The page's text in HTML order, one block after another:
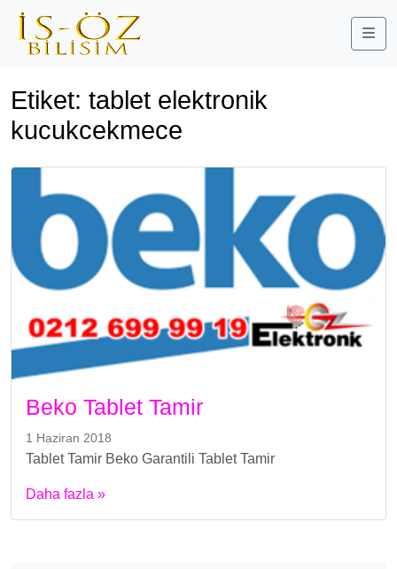
Etiket: tablet elektronik
kucukcekmece
Beko Tablet Tamir
1 Haziran 2018
Tablet Tamir Beko Garantili Tablet Tamir
Daha fazla »